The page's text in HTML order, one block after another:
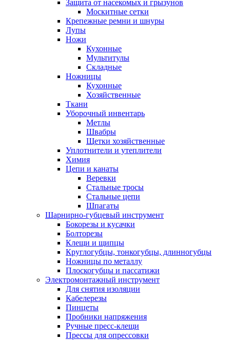
Защита от насекомых и грызунов
Москитные сетки
Крепежные ремни и шнуры
Лупы
Ножи
Кухонные
Мультитулы
Складные
Ножницы
Кухонные
Хозяйственные
Ткани
Уборочный инвентарь
Метлы
Швабры
Щетки хозяйственные
Уплотнители и утеплители
Химия
Цепи и канаты
Веревки
Стальные тросы
Стальные цепи
Шпагаты
Шарнирно-губцевый инструмент
Бокорезы и кусачки
Болторезы
Клещи и щипцы
Круглогубцы, тонкогубцы, длинногубцы
Ножницы по металлу
Плоскогубцы и пассатижи
Электромонтажный инструмент
Для снятия изоляции
Кабелерезы
Пинцеты
Пробники напряжения
Ручные пресс-клещи
Прессы для опрессовки